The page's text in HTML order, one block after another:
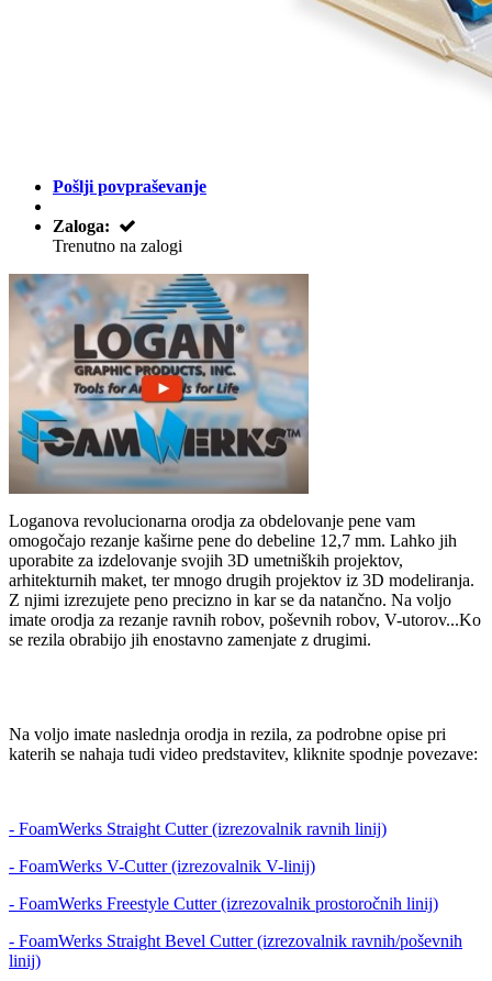
Pošlji povpraševanje
Zaloga:
Trenutno na zalogi
Loganova revolucionarna orodja za obdelovanje pene vam
omogočajo rezanje kaširne pene do debeline 12,7 mm. Lahko jih
uporabite za izdelovanje svojih 3D umetniških projektov,
arhitekturnih maket, ter mnogo drugih projektov iz 3D modeliranja.
Z njimi izrezujete peno precizno in kar se da natančno. Na voljo
imate orodja za rezanje ravnih robov, poševnih robov, V-utorov...Ko
se rezila obrabijo jih enostavno zamenjate z drugimi.
Na voljo imate naslednja orodja in rezila, za podrobne opise pri
katerih se nahaja tudi video predstavitev, kliknite spodnje povezave:
- FoamWerks Straight Cutter (izrezovalnik ravnih linij)
- FoamWerks V-Cutter (izrezovalnik V-linij)
- FoamWerks Freestyle Cutter (izrezovalnik prostoročnih linij)
- FoamWerks Straight Bevel Cutter (izrezovalnik ravnih/poševnih
linij)